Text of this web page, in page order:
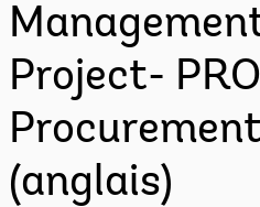
Project-
(anglais)